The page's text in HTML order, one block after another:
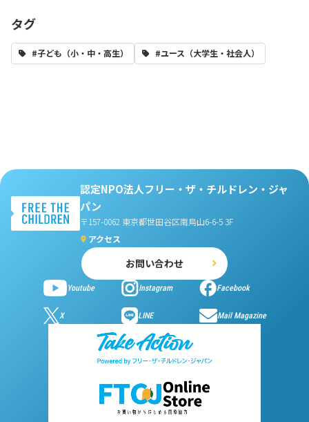
タグ
#子ども（小・中・高生） #ユース（大学生・社会人）
認定NPO法人フリー・ザ・チルドレン・ジャ
パン
〒157-0062 東京都世田谷区南烏山6-6-5 3F
アクセス
お問い合わせ
Youtube Instagram Facebook
X LINE Mail Magazine